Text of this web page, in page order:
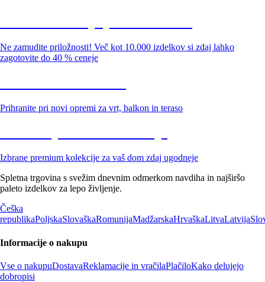
Ne zamudite priložnosti! Več kot 10.000 izdelkov si zdaj lahko
zagotovite do 40 % ceneje
Prihranite pri novi opremi za vrt, balkon in teraso
Izbrane premium kolekcije za vaš dom zdaj ugodneje
Spletna trgovina s svežim dnevnim odmerkom navdiha in najširšo
paleto izdelkov za lepo življenje.
Češka
republikaPoljskaSlovaškaRomunijaMadžarskaHrvaškaLitvaLatvija
Informacije o nakupu
Vse o nakupuDostavaReklamacije in vračilaPlačiloKako delujejo
dobropisi